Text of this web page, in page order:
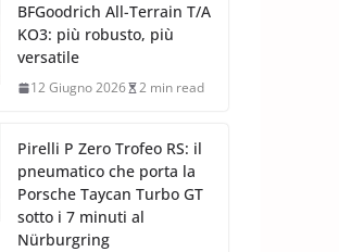
BFGoodrich All-Terrain T/A
KO3: più robusto, più
versatile
12 Giugno 2026 2 min read
Pirelli P Zero Trofeo RS: il
pneumatico che porta la
Porsche Taycan Turbo GT
sotto i 7 minuti al
Nürburgring